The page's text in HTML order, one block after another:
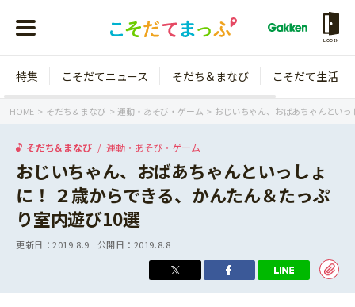
LOGIN
年齢から探す
3歳
年中
年長
特集 こそだてニュース そだち＆まなび こそだて生活
HOME そだち＆まなび 運動・あそび・ゲーム おじいちゃん、おばあちゃんとい
そだち＆まなび 運動・あそび・ゲーム
おじいちゃん、おばあちゃんといっしょ
に！ ２歳からできる、かんたん＆たっぷ
り室内遊び10選
更新日：2019.8.9 公開日： 2019.8.8